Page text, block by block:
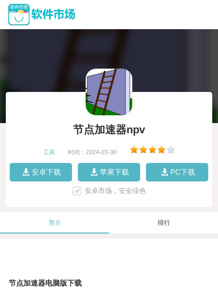
节点加速器npv
工具 时间：2024-03-30
安卓下载 苹果下载 PC下载
安卓市场，安全绿色
简介 排行
节点加速器电脑版下载